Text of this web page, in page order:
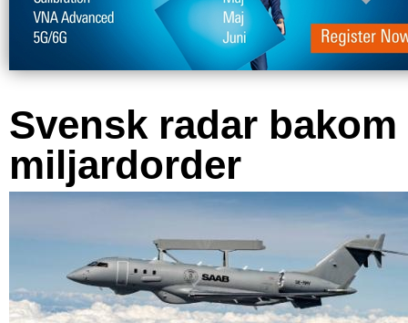
Svensk radar bakom
miljardorder